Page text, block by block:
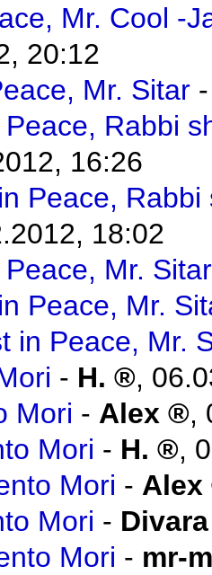
Mr. Cool -
20:12
Mr. Sitar
Rabbi
16:26
Peace, Rabbi
18:02
Mr. Sitar
Peace, Mr.
in Peace, Mr.
- H. ,
Mori - Alex ,
Mori - H. ,
Mori - Alex
Mori - Divara
Mori - mr-